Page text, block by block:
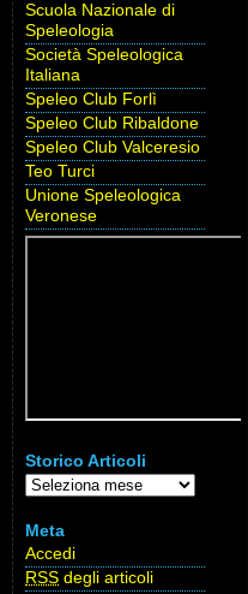
Scuola Nazionale di
Speleologia
Società Speleologica
Italiana
Speleo Club Forlì
Speleo Club Ribaldone
Speleo Club Valceresio
Teo Turci
Unione Speleologica
Veronese
Storico Articoli
Storico
Meta
Accedi
RSS degli articoli